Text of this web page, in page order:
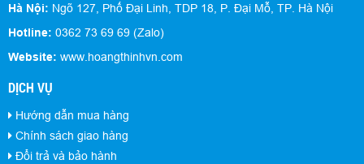
Hà Nội: Ngõ 127, Phố Đại Linh, TDP 18, P. Đại Mỗ, TP. Hà Nội
Hotline: 0362 73 69 69 (Zalo)
Website: www.hoangthinhvn.com
DỊCH VỤ
Hướng dẫn mua hàng
Chính sách giao hàng
Đổi trả và bảo hành